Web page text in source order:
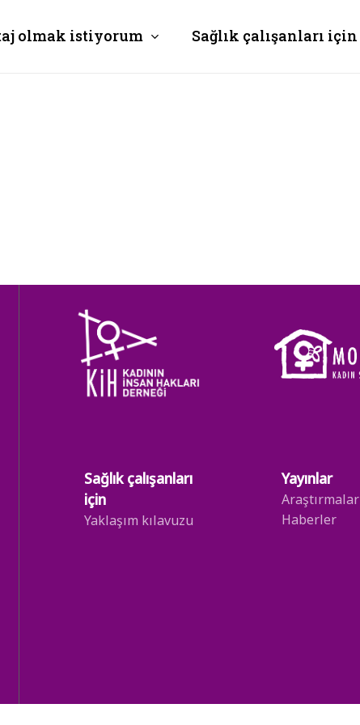
olmak istiyorum Sağlık çalışanları için
Sağlık çalışanları
için
Yaklaşım kılavuzu
Yayınlar
Araştırmalar
Haberler